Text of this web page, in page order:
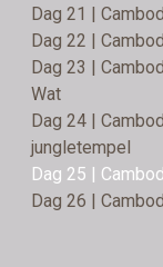
Dag 21 |
Dag 22 |
Dag 23 |
Wat
Dag 24 |
jungletempel
Dag 25 |
Dag 26 |